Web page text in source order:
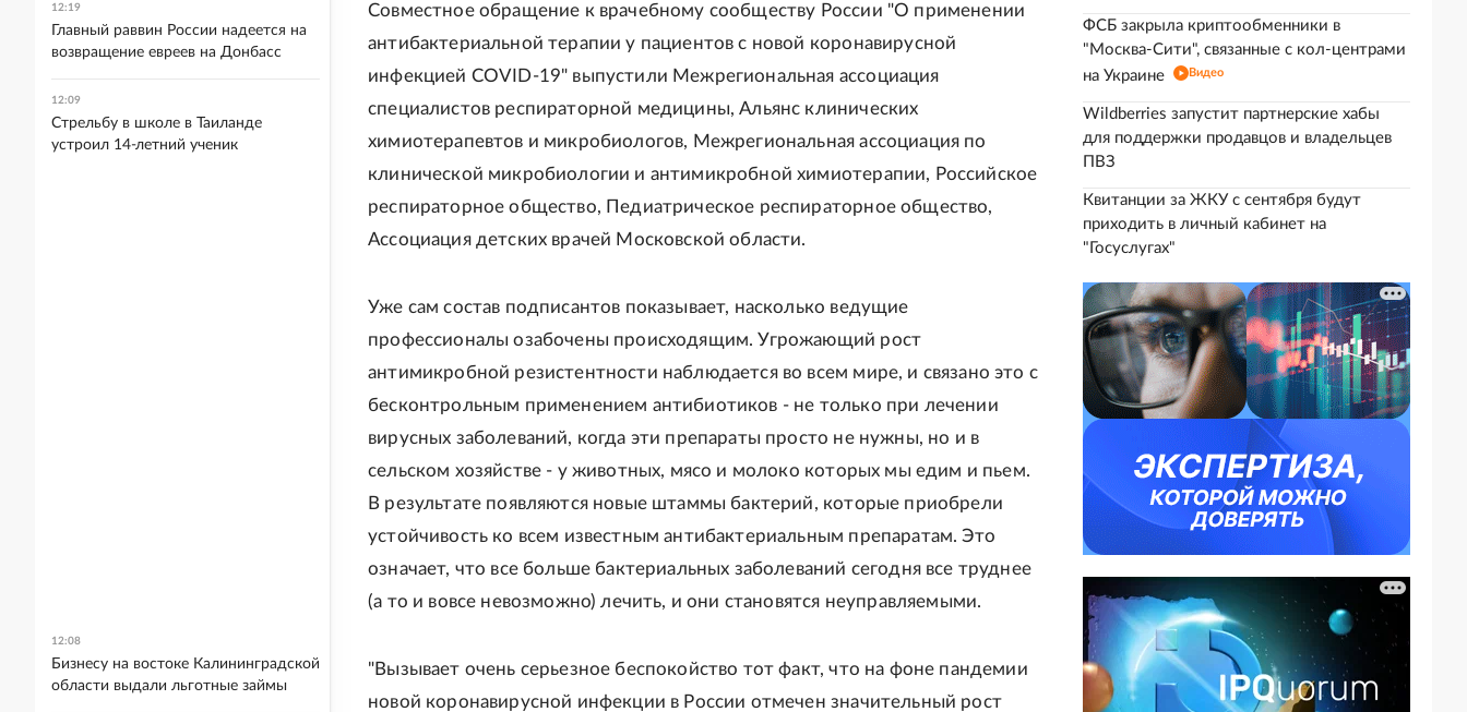
Совместное обращение к врачебному сообществу России "О применении
антибактериальной терапии у пациентов с новой коронавирусной
инфекцией COVID-19" выпустили Межрегиональная ассоциация
специалистов респираторной медицины, Альянс клинических
химиотерапевтов и микробиологов, Межрегиональная ассоциация по
клинической микробиологии и антимикробной химиотерапии, Российское
респираторное общество, Педиатрическое респираторное общество,
Ассоциация детских врачей Московской области.
Уже сам состав подписантов показывает, насколько ведущие
профессионалы озабочены происходящим. Угрожающий рост
антимикробной резистентности наблюдается во всем мире, и связано это с
бесконтрольным применением антибиотиков - не только при лечении
вирусных заболеваний, когда эти препараты просто не нужны, но и в
сельском хозяйстве - у животных, мясо и молоко которых мы едим и пьем.
В результате появляются новые штаммы бактерий, которые приобрели
устойчивость ко всем известным антибактериальным препаратам. Это
означает, что все больше бактериальных заболеваний сегодня все труднее
(а то и вовсе невозможно) лечить, и они становятся неуправляемыми.
"Вызывает очень серьезное беспокойство тот факт, что на фоне пандемии
новой коронавирусной инфекции в России отмечен значительный рост
ФСБ закрыла криптообменники в
"Москва-Сити", связанные с кол-центрами
на Украине
Видео
Wildberries запустит партнерские хабы
для поддержки продавцов и владельцев
ПВЗ
Квитанции за ЖКУ с сентября будут
приходить в личный кабинет на
"Госуслугах"
12:19
Главный раввин России надеется на
возвращение евреев на Донбасс
12:09
Стрельбу в школе в Таиланде
устроил 14-летний ученик
12:08
Бизнесу на востоке Калининградской
области выдали льготные займы